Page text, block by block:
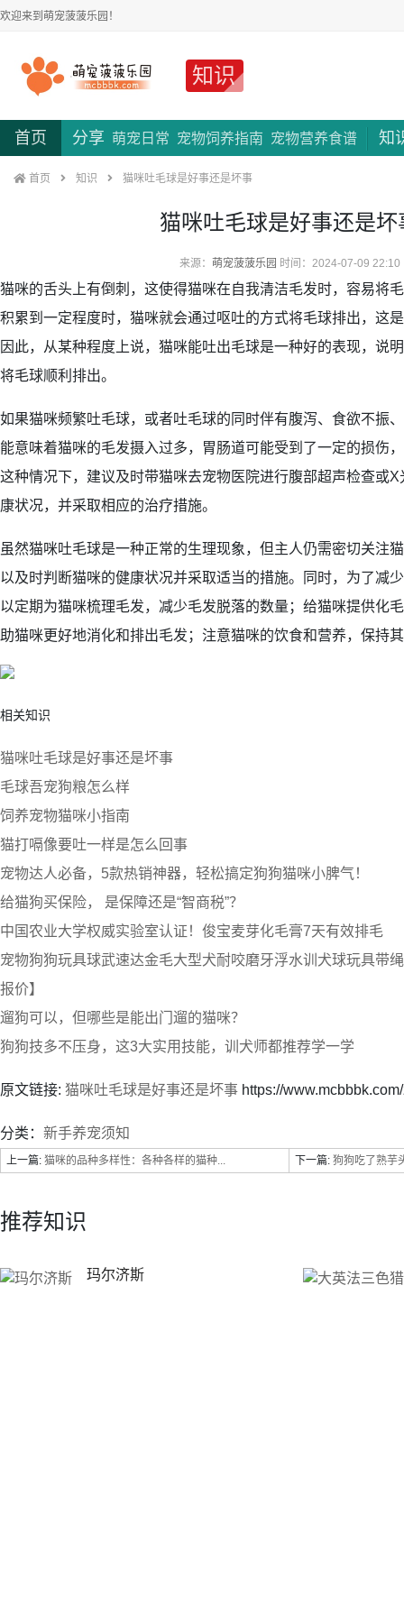
欢迎来到萌宠菠菠乐园！
知识
首页 分享 萌宠日常 宠物饲养指南 宠物营养食谱 知
首页 知识 猫咪吐毛球是好事还是坏事
猫咪吐毛球是好事还是坏
来源： 萌宠菠菠乐园 时间：2024-07-09 22:10
猫咪的舌头上有倒刺，这使得猫咪在自我清洁毛发时，容易将
积累到一定程度时，猫咪就会通过呕吐的方式将毛球排出，这
因此，从某种程度上说，猫咪能吐出毛球是一种好的表现，说
将毛球顺利排出。
如果猫咪频繁吐毛球，或者吐毛球的同时伴有腹泻、食欲不振
能意味着猫咪的毛发摄入过多，胃肠道可能受到了一定的损伤
这种情况下，建议及时带猫咪去宠物医院进行腹部超声检查或
康状况，并采取相应的治疗措施。
虽然猫咪吐毛球是一种正常的生理现象，但主人仍需密切关注
以及时判断猫咪的健康状况并采取适当的措施。同时，为了减
以定期为猫咪梳理毛发，减少毛发脱落的数量；给猫咪提供化
助猫咪更好地消化和排出毛发；注意猫咪的饮食和营养，保持
相关知识
猫咪吐毛球是好事还是坏事
毛球吾宠狗粮怎么样
饲养宠物猫咪小指南
猫打嗝像要吐一样是怎么回事
宠物达人必备，5款热销神器，轻松搞定狗狗猫咪小脾气！
给猫狗买保险， 是保障还是“智商税”？
中国农业大学权威实验室认证！俊宝麦芽化毛膏7天有效排毛
宠物狗狗玩具球武速达金毛大型犬耐咬磨牙浮水训犬球玩具带
报价】
遛狗可以，但哪些是能出门遛的猫咪？
狗狗技多不压身，这3大实用技能，训犬师都推荐学一学
原文链接: 猫咪吐毛球是好事还是坏事 https://
分类： 新手养宠须知
上一篇: 猫咪的品种多样性：各种各样的猫种... 下一篇: 狗狗吃了熟芋
推荐知识
玛尔济斯